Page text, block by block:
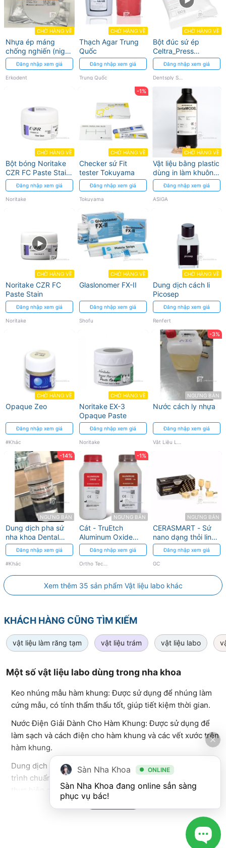
CHỜ HÀNG VỀ
Nhựa ép máng
chống nghiến (night
guard)/ chống ngáy
Đăng nhập xem giá
Erkodent
CHỜ HÀNG VỀ
Thạch Agar Trung
Quốc
Đăng nhập xem giá
Trung Quốc
CHỜ HÀNG VỀ
Bột đúc sứ ép
Celtra_Press
Dentsply Sirona
Đăng nhập xem giá
Dentsply Sirona
CHỜ HÀNG VỀ
Bột bóng Noritake
CZR FC Paste Stain
GlazeĐăng nhập xem giá
Noritake
-1%
CHỜ HÀNG VỀ
Checker sứ Fit
tester Tokuyama
Đăng nhập xem giá
Tokuyama
CHỜ HÀNG VỀ
Vật liệu bằng plastic
dùng in làm khuôn
mẫu hàm giả nha
khoa DENTA
MODEL
Đăng nhập xem giá
ASIGA
CHỜ HÀNG VỀ
Noritake CZR FC
Paste Stain
Đăng nhập xem giá
Noritake
CHỜ HÀNG VỀ
Glaslonomer FX-II
Đăng nhập xem giá
Shofu
CHỜ HÀNG VỀ
Dung dịch cách li
Picosep
Đăng nhập xem giá
Renfert
CHỜ HÀNG VỀ
Opaque Zeo
Đăng nhập xem giá
#Khác
CHỜ HÀNG VỀ
Noritake EX-3
Opaque Paste
Đăng nhập xem giá
Noritake
-3%
NGƯNG BÁN
Nước cách ly nhựa
Đăng nhập xem giá
-14%
NGƯNG BÁN
Dung dịch pha sứ
nha khoa Dental
Jianthion
Đăng nhập xem giá
#Khác
-1%
NGƯNG BÁN
Cát - TruEtch
Aluminum Oxide
Ortho Techonology
Đăng nhập xem giá
NGƯNG BÁN
CERASMART - Sứ
nano dạng thỏi linh
hoạt, hấp thụ lực,
công nghệ
CAD/CAM GC
Đăng nhập xem giá
GC
Xem thêm 35 sản phẩm Vật liệu labo khác
KHÁCH HÀNG CŨNG TÌM KIẾM
vật liệu làm răng tạm vật liệu trám vật liệu labo
Một số vật liệu labo dùng trong nha khoa
Keo nhúng mẫu hàm khung: Được sử dụng để nhúng làm
cứng mẫu, có tính thẩm thấu tốt, giúp tiết kiệm thời gian.
Nước Điện Giải Dành Cho Hàm Khung: Được sử dụng để
làm sạch và cách điện cho hàm khung và các vết xước trên
hàm khung.
Dung dịch cách ly sáp: Thường được sử dụng trong quá
trình chuẩn bị mô hình và sản phẩm đúc từ sáp trước khi
thực hiện các quy trình đúc và nướng.
Nước cách ly nhựa: Sử dụng để tạo lớp cách điện cho các
khu vực nhất định của mô hình hoặc sản phẩm trước khi
Xem Thêm
Sàn Nha Khoa ONLINE
Sàn Nha Khoa đang online sẳn sàng
phục vụ bác!